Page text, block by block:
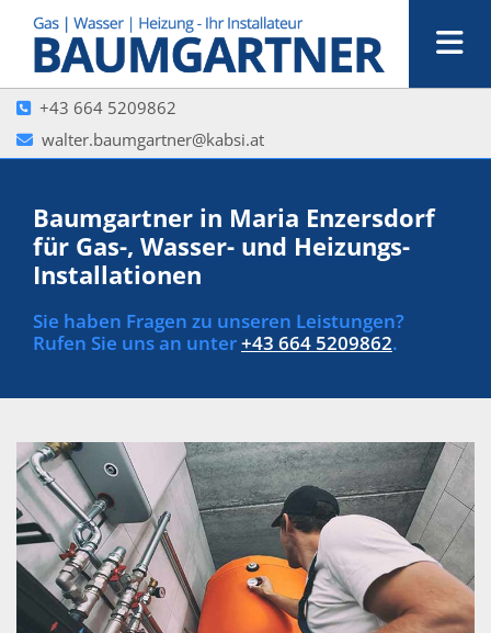
 +43 664 5209862
 walter.baumgartner@kabsi.at
Baumgartner in Maria Enzersdorf
für Gas-, Wasser- und Heizungs-
Installationen
Sie haben Fragen zu unseren Leistungen?
Rufen Sie uns an unter+43 664 5209862.